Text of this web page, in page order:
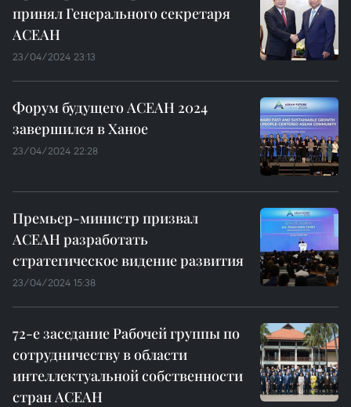
принял Генерального секретаря
АСЕАН
23/04/2024 23:13
Форум будущего АСЕАН 2024
завершился в Ханое
23/04/2024 22:28
Премьер-министр призвал
АСЕАН разработать
стратегическое видение развития
23/04/2024 15:38
72-е заседание Рабочей группы по
сотрудничеству в области
интеллектуальной собственности
стран АСЕАН